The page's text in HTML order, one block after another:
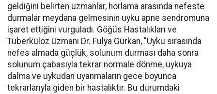
geldiğini belirten uzmanlar, horlama arasında nefeste
durmalar meydana gelmesinin uyku apne sendromuna
işaret ettiğini vurguladı. Göğüs Hastalıkları ve
Tüberküloz Uzmanı Dr. Fulya Gürkan, "Uyku sırasında
nefes almada güçlük, solunum durması daha sonra
solunum çabasıyla tekrar normale dönme, uykuya
dalma ve uykudan uyanmaların gece boyunca
tekrarlarıyla giden bir hastalıktır. Bu durumdaki